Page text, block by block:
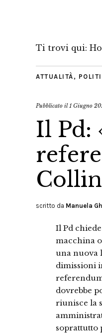
Ti trovi qui:
ATTUALITÀ ,
Pubblicato il1 Giugno
Il Pd:
scritto da Manuela
Il Pd
macchina
una nuova
dimissioni
referendum
dovrebbe
riunisce la
soprattutto